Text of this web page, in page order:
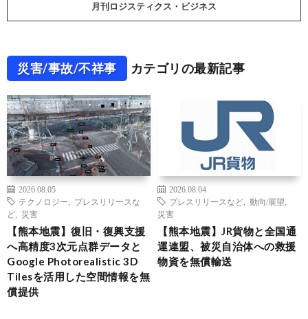
月刊ロジスティクス・ビジネス
災害/事故/不祥事 カテゴリの最新記事
2026.08.05
テクノロジー
プレスリリースな
ど
災害
【熊本地震】復旧・復興支援
へ高精度3次元点群データと
Google Photorealistic 3D
Tilesを活用した空間情報を無
償提供
2026.08.04
プレスリリースなど
動向/展望
災害
【熊本地震】JR貨物と全国通
運連盟、被災自治体への救援
物資を無償輸送